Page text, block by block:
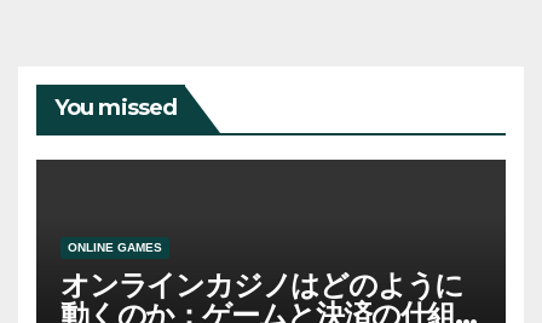
You missed
ONLINE GAMES
オンラインカジノはどのように
動くのか：ゲームと決済の仕組